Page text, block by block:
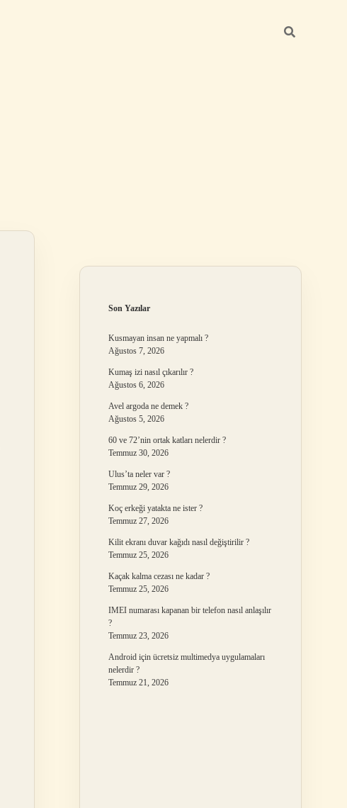
Son Yazılar
Kusmayan insan ne yapmalı ?
Ağustos 7, 2026
Kumaş izi nasıl çıkarılır ?
Ağustos 6, 2026
Avel argoda ne demek ?
Ağustos 5, 2026
60 ve 72’nin ortak katları nelerdir ?
Temmuz 30, 2026
Ulus’ta neler var ?
Temmuz 29, 2026
Koç erkeği yatakta ne ister ?
Temmuz 27, 2026
Kilit ekranı duvar kağıdı nasıl değiştirilir ?
Temmuz 25, 2026
Kaçak kalma cezası ne kadar ?
Temmuz 25, 2026
IMEI numarası kapanan bir telefon nasıl anlaşılır
?
Temmuz 23, 2026
Android için ücretsiz multimedya uygulamaları
nelerdir ?
Temmuz 21, 2026